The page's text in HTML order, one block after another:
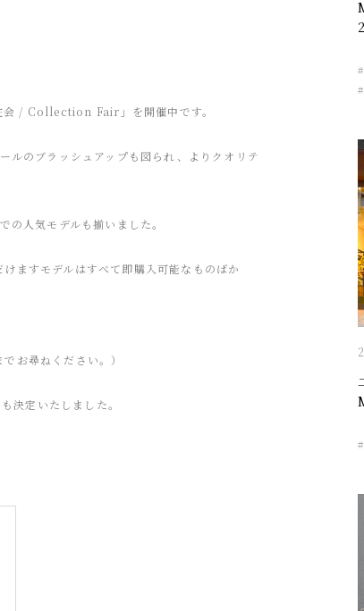
会 / Collection Fair」を開催中です。
ルのブラッシュアップも図られ、よりクオリテ
人気モデルも揃いました。
けますモデルはすべて即購入可能なものばか
お尋ねください。）
決定いたしました。